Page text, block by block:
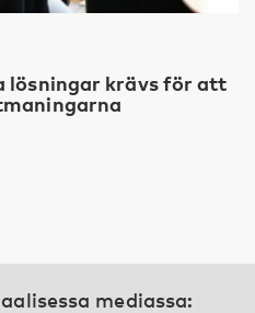
lösningar krävs för att
mediassa: